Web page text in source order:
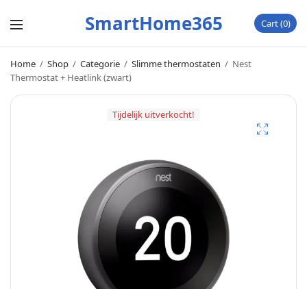
SmartHome365 Cart 0
Home / Shop / Categorie / Slimme thermostaten / Nest
Thermostat + Heatlink (zwart)
Tijdelijk uitverkocht!